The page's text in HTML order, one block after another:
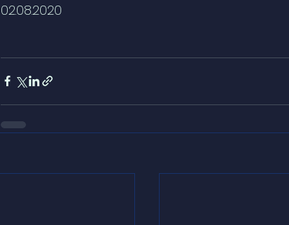
02.08.2020